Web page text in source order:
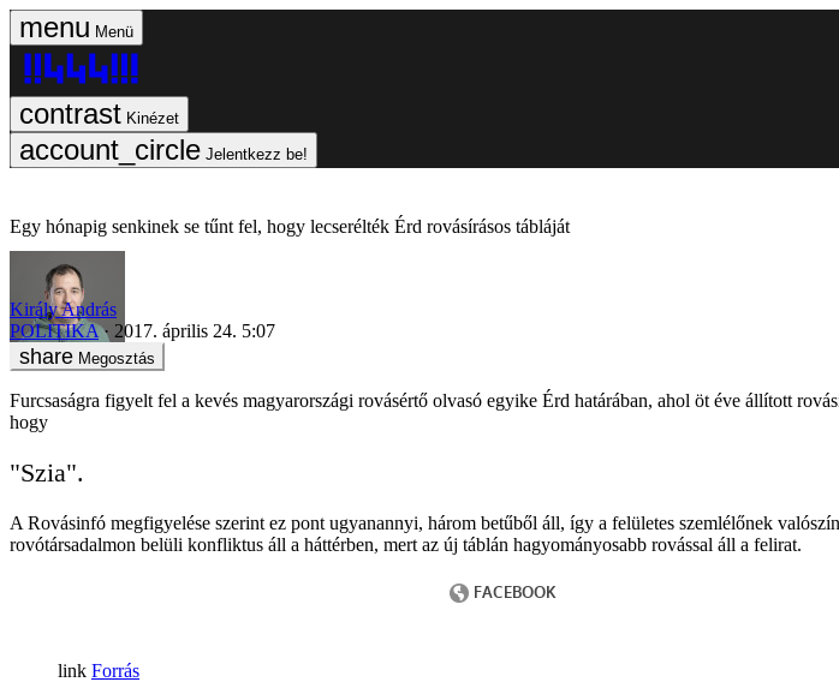
Menü
Kinézet
Jelentkezz be!
Egy hónapig senkinek se tűnt fel, hogy lecserélték Érd rovásírásos tábláját
Király András
POLITIKA
2017. április 24. 5:07
Megosztás
Furcsaságra figyelt fel a kevés magyarországi rovásértő olvasó egyike Érd határában, ahol öt éve állított
hogy
"Szia".
A Rovásinfó megfigyelése szerint ez pont ugyanannyi, három betűből áll, így a felületes szemlélőnek
rovótársadalmon belüli konfliktus áll a háttérben, mert az új táblán hagyományosabb rovással áll a felirat.
Forrás